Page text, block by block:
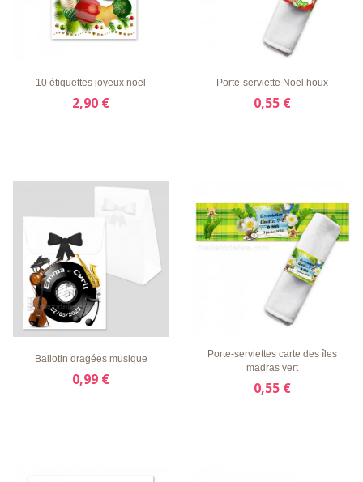
APERÇU
DÉTAILS
10 étiquettes joyeux noël
2,90 €
APERÇU
RAPIDE
Porte-serviette Noël houx
0,55 €
LISTE
D'ENVIE
APERÇU
RAPIDE
Ballotin dragées musique
0,99 €
APERÇU
RAPIDE
Porte-serviettes carte des îles
madras vert
0,55 €